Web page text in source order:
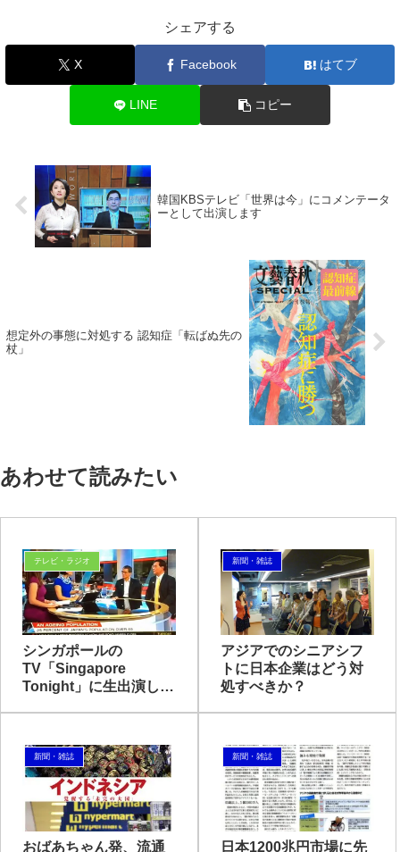
シェアする
X Facebook はてブ
LINE コピー
韓国KBSテレビ「世界は今」にコメンテータ
ーとして出演します
想定外の事態に対処する 認知症「転ばぬ先の
杖」
あわせて読みたい
テレビ・ラジオ
シンガポールの
TV「Singapore
Tonight」に生出演しま
新聞・雑誌
アジアでのシニアシフ
トに日本企業はどう対
処すべきか？
新聞・雑誌
おばあちゃん発、流通
新聞・雑誌
日本1200兆円市場に先